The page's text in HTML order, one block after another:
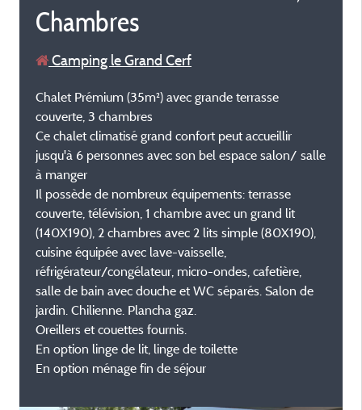
Chambres
Camping le Grand Cerf
Chalet Prémium (35m²) avec grande terrasse
couverte, 3 chambres
Ce chalet climatisé grand confort peut accueillir
jusqu'à 6 personnes avec son bel espace salon/ salle
à manger
Il possède de nombreux équipements: terrasse
couverte, télévision, 1 chambre avec un grand lit
(140X190), 2 chambres avec 2 lits simple (80X190),
cuisine équipée avec lave-vaisselle,
réfrigérateur/congélateur, micro-ondes, cafetière,
salle de bain avec douche et WC séparés. Salon de
jardin. Chilienne. Plancha gaz.
Oreillers et couettes fournis.
En option linge de lit, linge de toilette
En option ménage fin de séjour